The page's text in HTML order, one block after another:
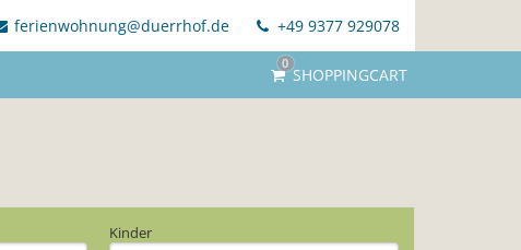
ferienwohnung@duerrhof.de +49 9377 929078
0
SHOPPINGCART
Kinder